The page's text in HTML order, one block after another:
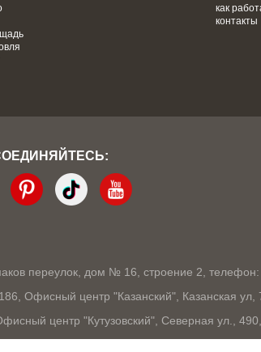
как
контакты
переулок, дом № 16, строение 2,
Офисный центр "Казанский", Казанская
центр "Кутузовский", Северная ул.,